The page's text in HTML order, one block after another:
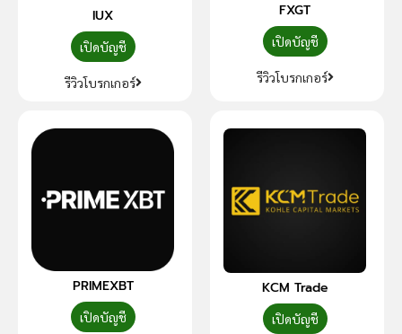
IUX
เปิดบัญชี
รีวิวโบรกเกอร์
FXGT
เปิดบัญชี
รีวิวโบรกเกอร์
PRIMEXBT
เปิดบัญชี
KCM Trade
เปิดบัญชี